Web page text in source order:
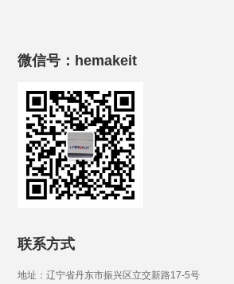
微信号：hemakeit
联系方式
地址：辽宁省丹东市振兴区立交新路17-5号